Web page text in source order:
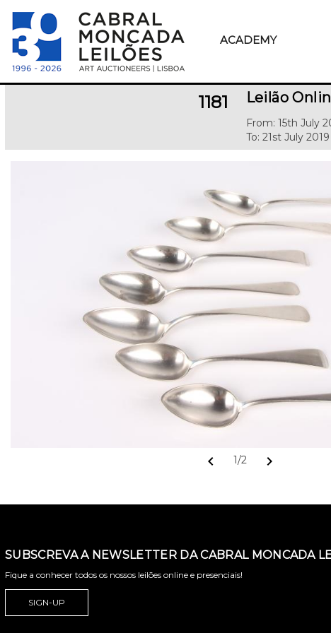
ACADEMY
1181 Leilão
From: 15th July
To: 21st July
chevron_left 1/2 chevron_right
SUBSCREVA A NEWSLETTER DA CABRAL MONCADA
Fique a conhecer todos os nossos leilões online e presenciais!
SIGN-UP